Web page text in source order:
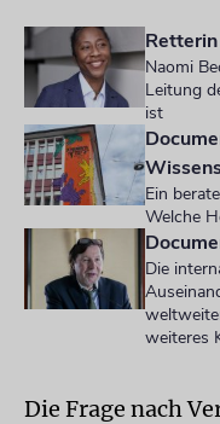
Naomi
Leitung
ist
Ein
Welche
Die
weiteres
Die Frage nach